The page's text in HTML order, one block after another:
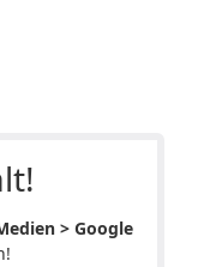
> Google